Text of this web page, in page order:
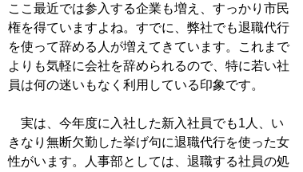
ここ最近では参入する企業も増え、すっかり市民
権を得ていますよね。すでに、弊社でも退職代行
を使って辞める人が増えてきています。これまで
よりも気軽に会社を辞められるので、特に若い社
員は何の迷いもなく利用している印象です。
実は、今年度に入社した新入社員でも1人、い
きなり無断欠勤した挙げ句に退職代行を使った女
性がいます。人事部としては、退職する社員の処